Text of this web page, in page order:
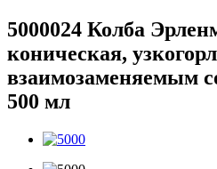
5000024 Колба
коническая,
взаимозаменяемым
500 мл